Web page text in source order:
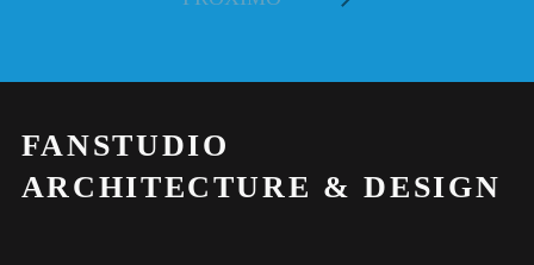
FANSTUDIO
ARCHITECTURE & DESIGN